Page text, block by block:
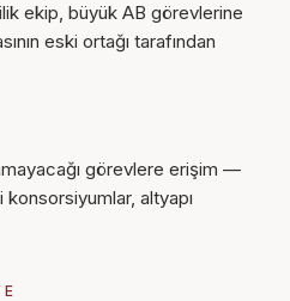
ekip, büyük AB görevlerine
eski ortağı tarafından
görevlere erişim —
konsorsiyumlar, altyapı